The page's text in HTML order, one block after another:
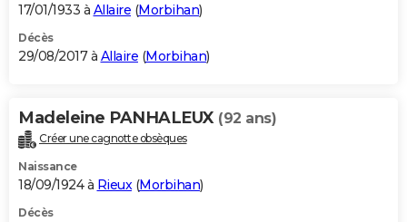
17/01/1933 à Allaire (Morbihan)
Décès
29/08/2017 à Allaire (Morbihan)
Madeleine PANHALEUX (92 ans)
Créer une cagnotte obsèques
Naissance
18/09/1924 à Rieux(Morbihan)
Décès